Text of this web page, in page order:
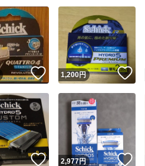
取引実績◯+
他フリマ実績◯+
スピード&安心発送
※このバッジは実績に基づく表
スピード＆安心発送
コピーは1商品につ
いいね！
1,200円 い
いいね！
2,977円